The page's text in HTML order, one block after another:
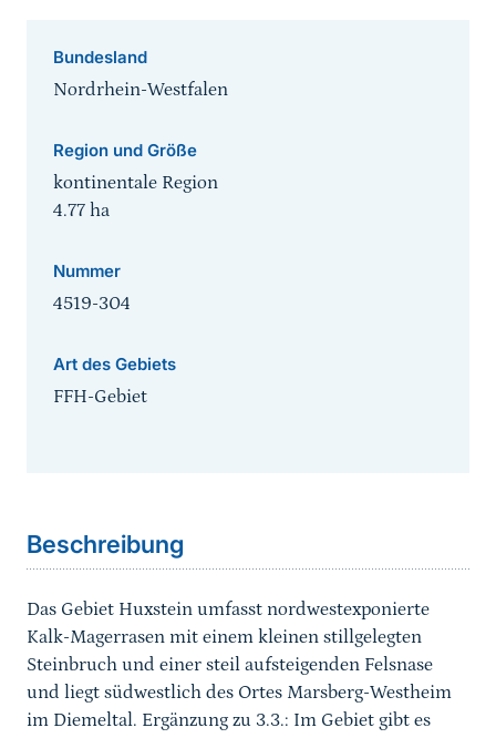
Bundesland
Nordrhein-Westfalen
Region und Größe
kontinentale Region
4.77 ha
Nummer
4519-304
Art des Gebiets
FFH-Gebiet
Beschreibung
Das Gebiet Huxstein umfasst nordwestexponierte
Kalk-Magerrasen mit einem kleinen stillgelegten
Steinbruch und einer steil aufsteigenden Felsnase
und liegt südwestlich des Ortes Marsberg-Westheim
im Diemeltal. Ergänzung zu 3.3.: Im Gebiet gibt es